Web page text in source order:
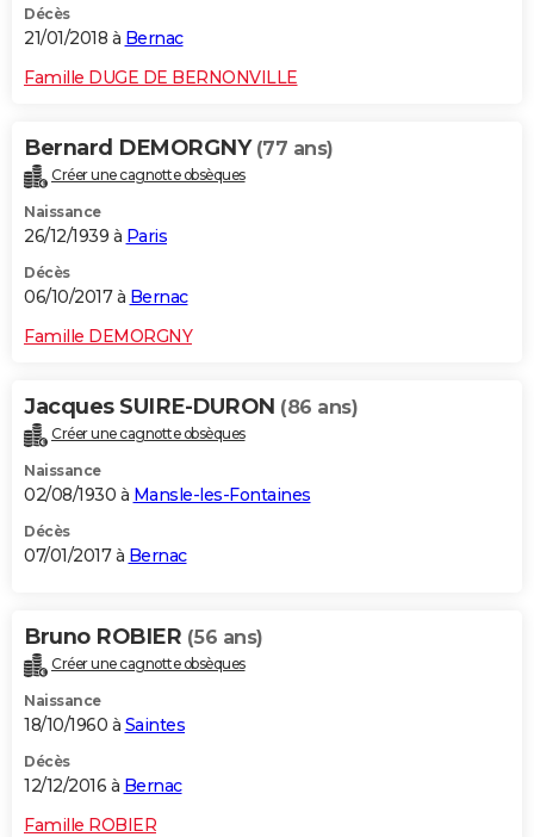
Décès
21/01/2018 à Bernac
Famille DUGE DE BERNONVILLE
Bernard DEMORGNY (77 ans)
Créer une cagnotte obsèques
Naissance
26/12/1939 à Paris
Décès
06/10/2017 à Bernac
Famille DEMORGNY
Jacques SUIRE-DURON (86 ans)
Créer une cagnotte obsèques
Naissance
02/08/1930 à Mansle-les-Fontaines
Décès
07/01/2017 à Bernac
Bruno ROBIER (56 ans)
Créer une cagnotte obsèques
Naissance
18/10/1960 à Saintes
Décès
12/12/2016 à Bernac
Famille ROBIER